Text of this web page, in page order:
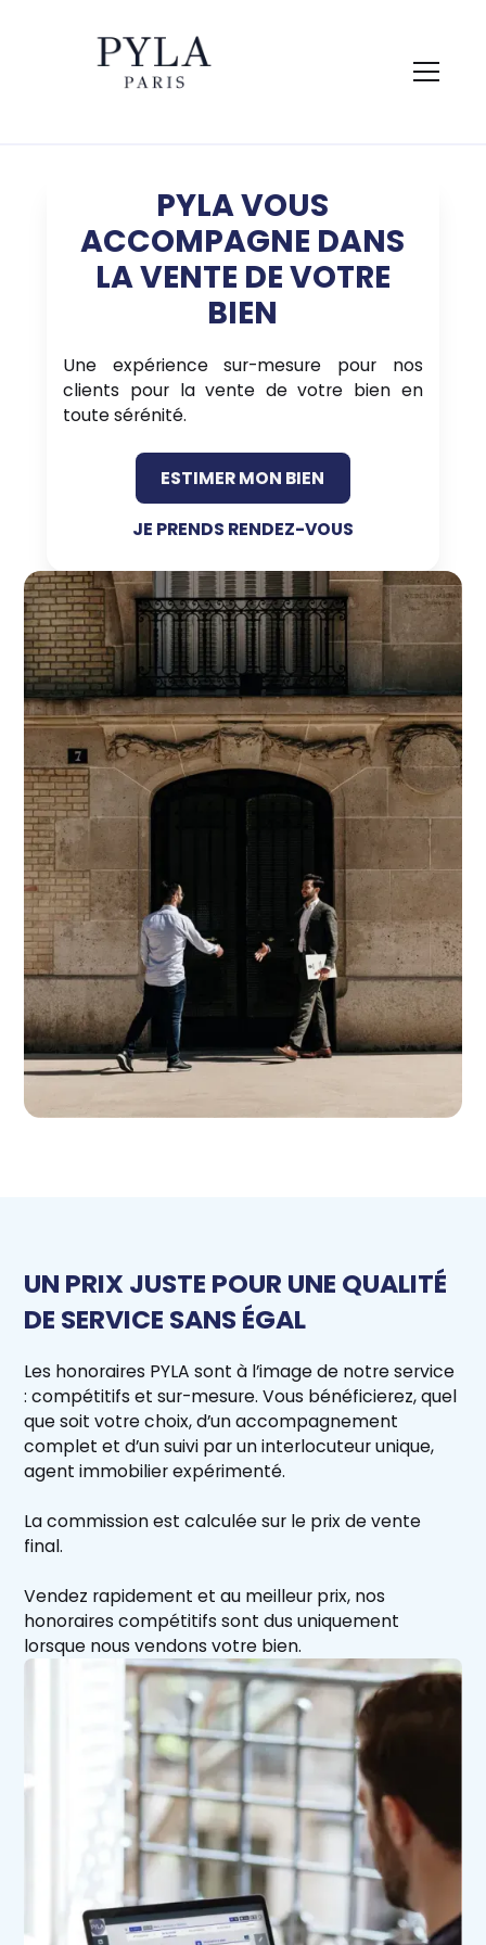
PYLA VOUS
ACCOMPAGNE DANS
LA VENTE DE VOTRE
BIEN
Une expérience sur-mesure pour nos
clients pour la vente de votre bien en
toute sérénité.
ESTIMER MON BIEN
JE PRENDS RENDEZ-VOUS
UN PRIX JUSTE POUR UNE QUALITÉ
DE SERVICE SANS ÉGAL
Les honoraires PYLA sont à l’image de notre service
: compétitifs et sur-mesure. Vous bénéficierez, quel
que soit votre choix, d’un accompagnement
complet et d’un suivi par un interlocuteur unique,
agent immobilier expérimenté.
La commission est calculée sur le prix de vente
final.
Vendez rapidement et au meilleur prix, nos
honoraires compétitifs sont dus uniquement
lorsque nous vendons votre bien.